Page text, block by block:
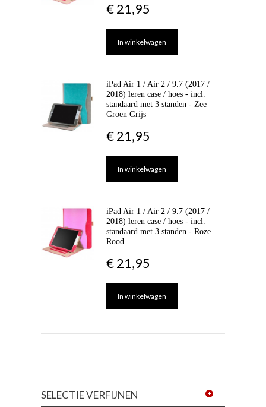
€ 21,95
In winkelwagen
iPad Air 1 / Air 2 / 9.7 (2017 /
2018) leren case / hoes - incl.
standaard met 3 standen - Zee
Groen Grijs
€ 21,95
In winkelwagen
iPad Air 1 / Air 2 / 9.7 (2017 /
2018) leren case / hoes - incl.
standaard met 3 standen - Roze
Rood
€ 21,95
In winkelwagen
SELECTIE VERFIJNEN